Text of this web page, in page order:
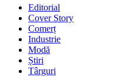
Editorial
Cover Story
Comerț
Industrie
Modă
Știri
Târguri